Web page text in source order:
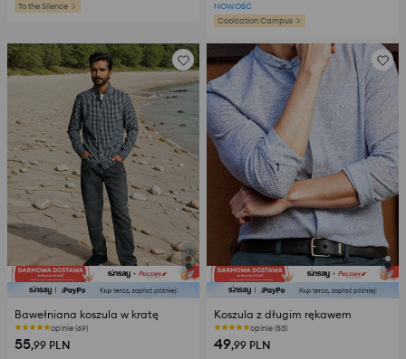
To the Silence
NOWOŚĆ
Coolcation Campus
Bawełniana koszula w kratę
opinie (69)
55,99 PLN
Koszula z długim rękawem
opinie (53)
49,99 PLN